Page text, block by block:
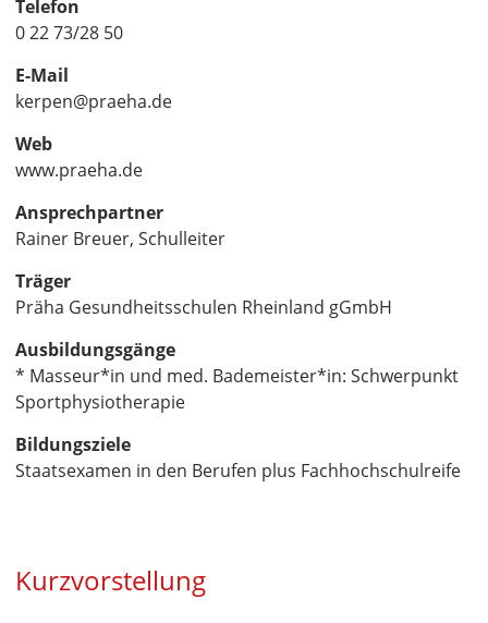
Telefon
0 22 73/28 50
E-Mail
kerpen@praeha.de
Web
www.praeha.de
Ansprechpartner
Rainer Breuer, Schulleiter
Träger
Präha Gesundheitsschulen Rheinland gGmbH
Ausbildungsgänge
* Masseur*in und med. Bademeister*in: Schwerpunkt
Sportphysiotherapie
Bildungsziele
Staatsexamen in den Berufen plus Fachhochschulreife
Kurzvorstellung